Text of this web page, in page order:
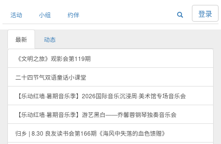
活动 小组 约伴 登录
最新 动态
《文明之旅》观影会第119期
二十四节气双语童话小课堂
【乐动红墙·暑期音乐季】2026国际音乐沉浸周·美术馆专场音乐会
【乐动红墙·暑期音乐季】游艺黑白——乔馨蓉钢琴独奏音乐会
归乡 | 8.30 良友读书会第166期《海风中失落的血色馈赠》